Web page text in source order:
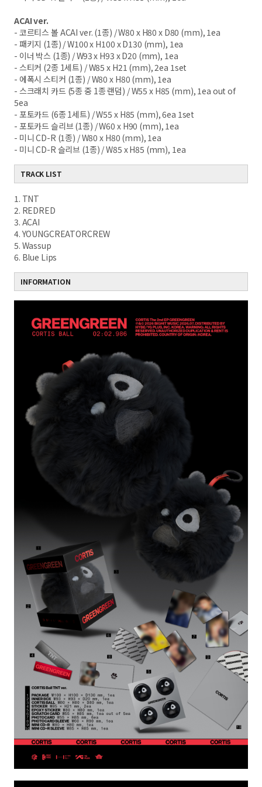
ACAI ver.
- 코르티스 볼 ACAI ver. (1종) / W80 x H80 x D80 (mm), 1ea
- 패키지 (1종) / W100 x H100 x D130 (mm), 1ea
- 이너 박스 (1종) / W93 x H93 x D20 (mm), 1ea
- 스티커 (2종 1세트) / W85 x H21 (mm), 2ea 1set
- 에폭시 스티커 (1종) / W80 x H80 (mm), 1ea
- 스크래치 카드 (5종 중 1종 랜덤) / W55 x H85 (mm), 1ea out of
5ea
- 포토카드 (6종 1세트) / W55 x H85 (mm), 6ea 1set
- 포토카드 슬리브 (1종) / W60 x H90 (mm), 1ea
- 미니 CD-R (1종) / W80 x H80 (mm), 1ea
- 미니 CD-R 슬리브 (1종) / W85 x H85 (mm), 1ea
TRACK LIST
1. TNT
2. REDRED
3. ACAI
4. YOUNGCREATORCREW
5. Wassup
6. Blue Lips
INFORMATION